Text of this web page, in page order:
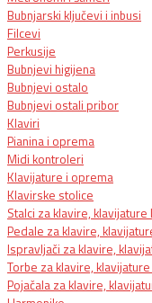
Bubnjarski ključevi i inbusi
Filcevi
Perkusije
Bubnjevi higijena
Bubnjevi ostalo
Bubnjevi ostali pribor
Klaviri
Pianina i oprema
Midi kontroleri
Klavijature i oprema
Klavirske stolice
Stalci za klavire,
Pedale za klavire,
Ispravljači za klavire,
Torbe za klavire,
Pojačala za klavire,